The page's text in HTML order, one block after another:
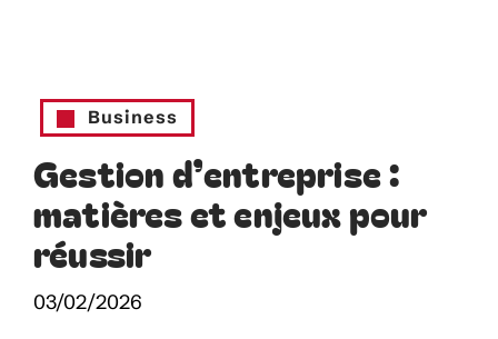
Business
Gestion d’entreprise :
matières et enjeux pour
réussir
03/02/2026